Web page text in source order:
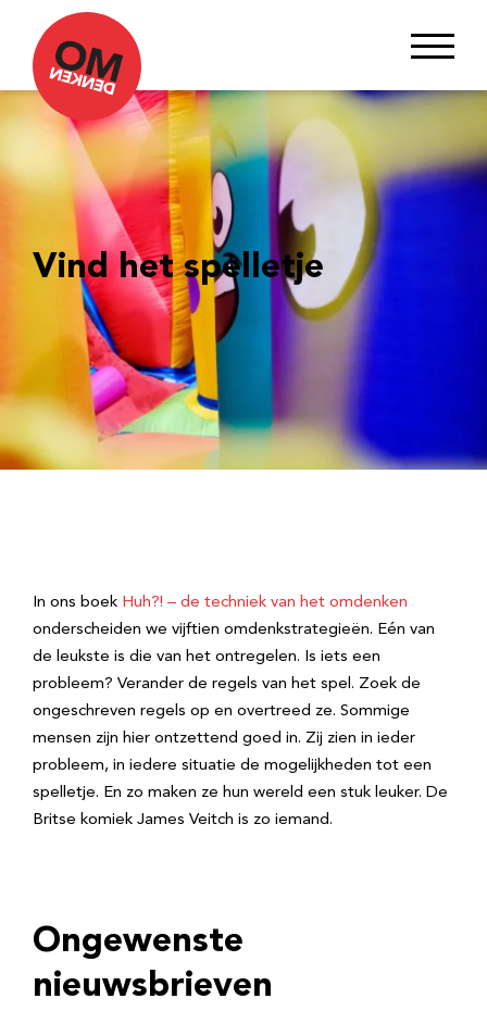
Vind het spelletje
In ons boek Huh?! – de techniek van het omdenken
onderscheiden we vijftien omdenkstrategieën. Eén van
de leukste is die van het ontregelen. Is iets een
probleem? Verander de regels van het spel. Zoek de
ongeschreven regels op en overtreed ze. Sommige
mensen zijn hier ontzettend goed in. Zij zien in ieder
probleem, in iedere situatie de mogelijkheden tot een
spelletje. En zo maken ze hun wereld een stuk leuker. De
Britse komiek James Veitch is zo iemand.
Ongewenste
nieuwsbrieven